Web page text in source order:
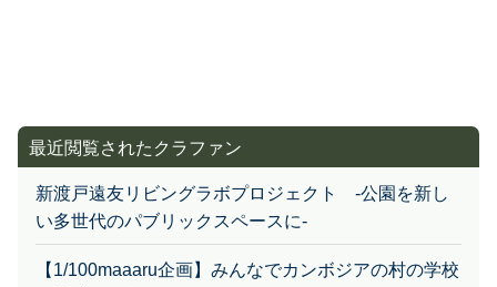
最近閲覧されたクラファン
新渡戸遠友リビングラボプロジェクト -公園を新し
い多世代のパブリックスペースに-
【1/100maaaru企画】みんなでカンボジアの村の学校